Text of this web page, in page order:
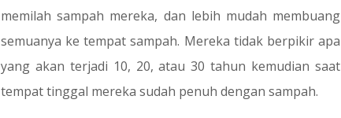
memilah sampah mereka, dan lebih mudah membuang
semuanya ke tempat sampah. Mereka tidak berpikir apa
yang akan terjadi 10, 20, atau 30 tahun kemudian saat
tempat tinggal mereka sudah penuh dengan sampah.